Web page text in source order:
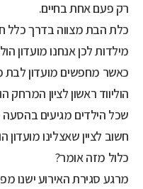
רק פעם אחת בחיים.
כלת הבת מצווה בדרך כלל
מילדות לכן אנחנו מועדון
כאשר מחפשים מועדון לבת
הוליווד ראשון לציון
שכל הילדים מגיעים
חשוב לציין שאצלינו מועדון
כלול מזה אומר?
מרגע סגירת האירוע ישנו